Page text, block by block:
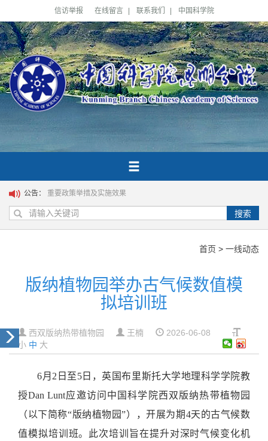
信访举报 在线留言 联系我们 中国科学院
公告： 重要政策举措及实施效果
搜索
首页 > 一线动态
版纳植物园举办古气候数值模
拟培训班
西双版纳热带植物园 王楠
2026-06-08
小 中 大
6月2日至5日，英国布里斯托大学地理科学学院教
授Dan Lunt应邀访问中国科学院西双版纳热带植物园
（以下简称“版纳植物园”），开展为期4天的古气候数
值模拟培训班。此次培训旨在提升对深时气候变化机